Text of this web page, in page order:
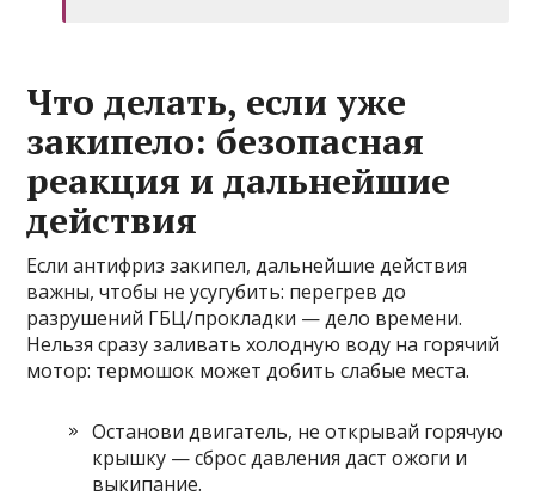
Что делать, если уже
закипело: безопасная
реакция и дальнейшие
действия
Если антифриз закипел, дальнейшие действия
важны, чтобы не усугубить: перегрев до
разрушений ГБЦ/прокладки — дело времени.
Нельзя сразу заливать холодную воду на горячий
мотор: термошок может добить слабые места.
Останови двигатель, не открывай горячую
крышку — сброс давления даст ожоги и
выкипание.